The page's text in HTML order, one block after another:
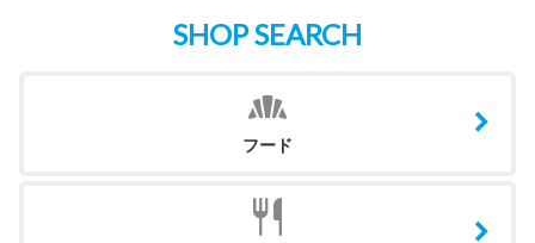
SHOP SEARCH
フード